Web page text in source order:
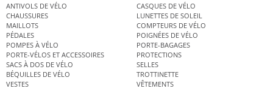
ANTIVOLS DE VÉLO
CASQUES DE VÉLO
CHAUSSURES
LUNETTES DE SOLEIL
MAILLOTS
COMPTEURS DE VÉLO
PÉDALES
POIGNÉES DE VÉLO
POMPES À VÉLO
PORTE-BAGAGES
PORTE-VÉLOS ET ACCESSOIRES
PROTECTIONS
SACS À DOS DE VÉLO
SELLES
BÉQUILLES DE VÉLO
TROTTINETTE
VESTES
VÊTEMENTS